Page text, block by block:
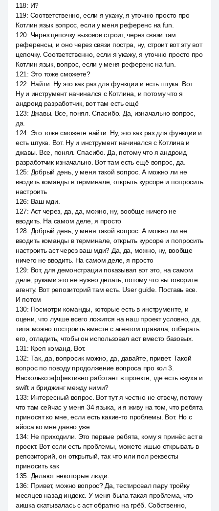
118: И?
119: Соответственно, если я укажу, я уточню просто про
Котлин язык вопрос, если у меня референс на fun.
120: Через цепочку вызовов строит, через связи там
референсы, и оно через связи постра, ну, строит вот эту вот
цепочку. Соответственно, если я укажу, я уточню просто про
Котлин язык, вопрос, если у меня референс на fun.
121 : Это тоже сможете?
122: Найти. Ну это как раз для функции и есть штука. Вот.
Ну и инструмент начинался с Котлина, и потому что я
андроид разработчик, вот там есть ещё
123: Джавы. Все, понял. Спасибо. Да, изначально вопрос,
да.
124: Это тоже сможете найти. Ну, это как раз для функции и
есть штука. Вот. Ну и инструмент начинался с Котлина и
джавы. Все, понял. Спасибо. Да, потому что я андроид
разработчик изначально. Вот там есть ещё вопрос, да.
125: Добрый день, у меня такой вопрос. А можно ли не
вводить команды в терминале, открыть курсоре и попросить
настроить
126: Ваш мди.
127: Аст через, да, да, можно, ну, вообще ничего не
вводить. На самом деле, я просто
128: Добрый день, у меня такой вопрос. А можно ли не
вводить команды в терминале, открыть курсоре и попросить
настроить аст через ваш мди? Да, да, можно, ну, вообще
ничего не вводить. На самом деле, я просто
129: Вот, для демонстрации показывал вот это, на самом
деле, руками это не нужно делать, потому что вы говорите
агенту. Вот репозиторий там есть. User guide. Поставь все.
И потом
130: Посмотри команды, которые есть в инструменте, и
оцени, что лучше всего ложится на наш проект условно, да,
типа можно построить вместе с агентом правила, отберать
его, отладить, чтобы он использовал аст вместо базовых.
131 : Креп команд. Вот.
132: Так, да, вопросик можно, да, давайте, привет. Такой
вопрос по поводу продолжение вопроса про кол 3.
Насколько эффективно работает в проекте, где есть вжуха и
swift и бриджинг между ними?
133: Интересный вопрос. Вот тут я честно не отвечу, потому
что там сейчас у меня 34 языка, и я живу на том, что ребята
приносят ко мне, если есть какие-то проблемы. Вот. Но с
айоса ко мне давно уже
134: Не приходили. Это первые ребята, кому я принёс аст в
проект. Вот если есть проблемы, можете ишью открывать в
репозиторий, он открытый, так что или пол реквесты
приносить как
135: Делают некоторые люди.
136: Привет, можно вопрос? Да, тестировал пару тройку
месяцев назад индекс. У меня была такая проблема, что
аишка скатывалась с аст обратно на грёб. Собственно,